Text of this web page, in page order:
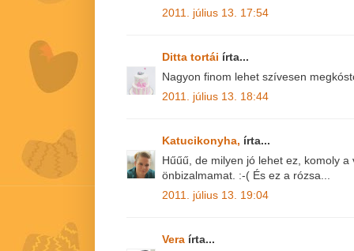
2011. július 13. 17:54
Ditta tortái írta...
Nagyon finom lehet szívesen
2011. július 13. 18:44
Katucikonyha, írta...
Hűűű, de milyen jó lehet ez, komoly
önbizalmamat. :-( És ez a rózsa...
2011. július 13. 19:04
Vera írta...